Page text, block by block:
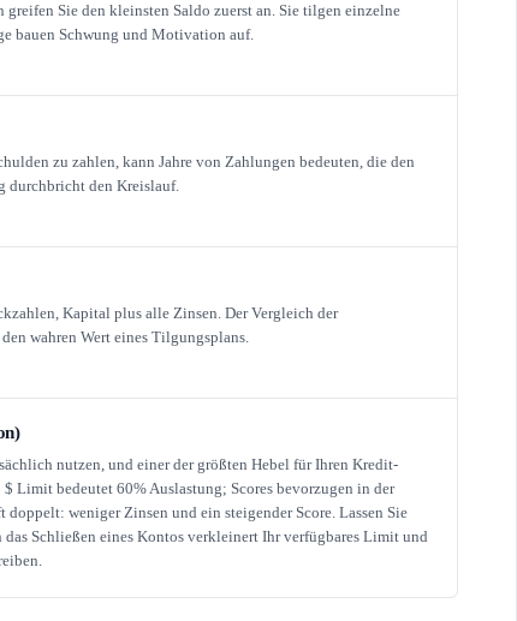
Sie den kleinsten Saldo zuerst an. Sie tilgen einzelne
bauen Schwung und Motivation auf.
zu zahlen, kann Jahre von Zahlungen bedeuten, die den
durchbricht den Kreislauf.
Kapital plus alle Zinsen. Der Vergleich der
wahren Wert eines Tilgungsplans.
nutzen, und einer der größten Hebel für Ihren Kredit-
Limit bedeutet 60% Auslastung; Scores bevorzugen in der
weniger Zinsen und ein steigender Score. Lassen Sie
Schließen eines Kontos verkleinert Ihr verfügbares Limit und